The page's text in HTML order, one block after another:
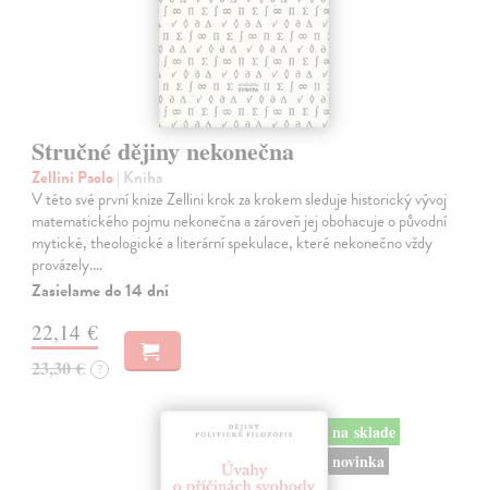
Stručné dějiny nekonečna
Zellini Paolo| Kniha
V této své první knize Zellini krok za krokem sleduje historický vývoj
matematického pojmu nekonečna a zároveň jej obohacuje o původní
mytické, theologické a literární spekulace, které nekonečno vždy
provázely.…
Zasielame do 14 dní
22,14 €
23,30 € ?
na sklade
novinka